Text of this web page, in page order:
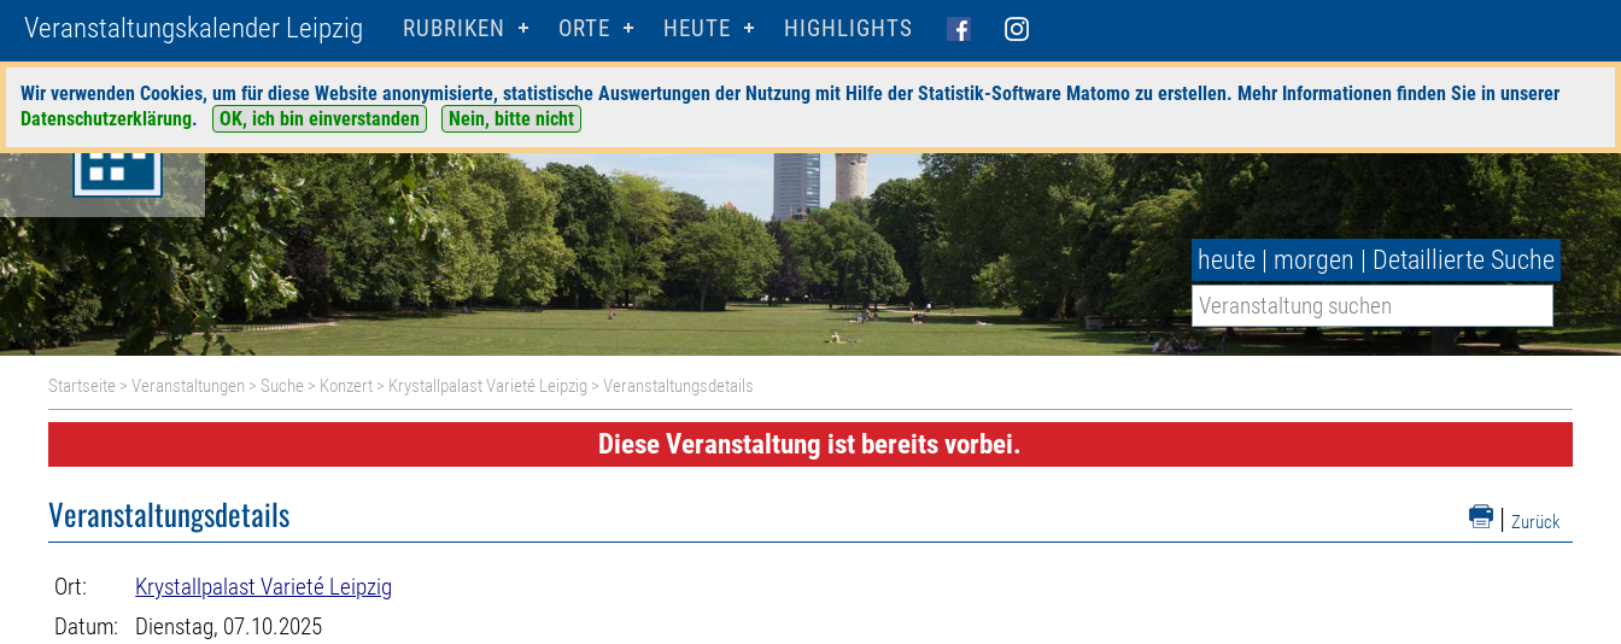
Veranstaltungskalender Leipzig RUBRIKEN ORTE HEUTE HIGHLIGHTS
Wir verwenden Cookies, um für diese Website anonymisierte, statistische Auswertungen der Nutzung mit Hilfe der Statistik-Software Matomo zu erstellen. Mehr Informationen finden Sie in unserer
Datenschutzerklärung. OK, ich bin einverstanden Nein, bitte nicht
heute | morgen | Detaillierte Suche
Startseite >Veranstaltungen > Suche > Konzert > Krystallpalast Varieté Leipzig > Veranstaltungsdetails
Diese Veranstaltung ist bereits vorbei.
| Zurück
Veranstaltungsdetails
Ort:
Krystallpalast Varieté Leipzig
Datum:
Dienstag, 07.10.2025